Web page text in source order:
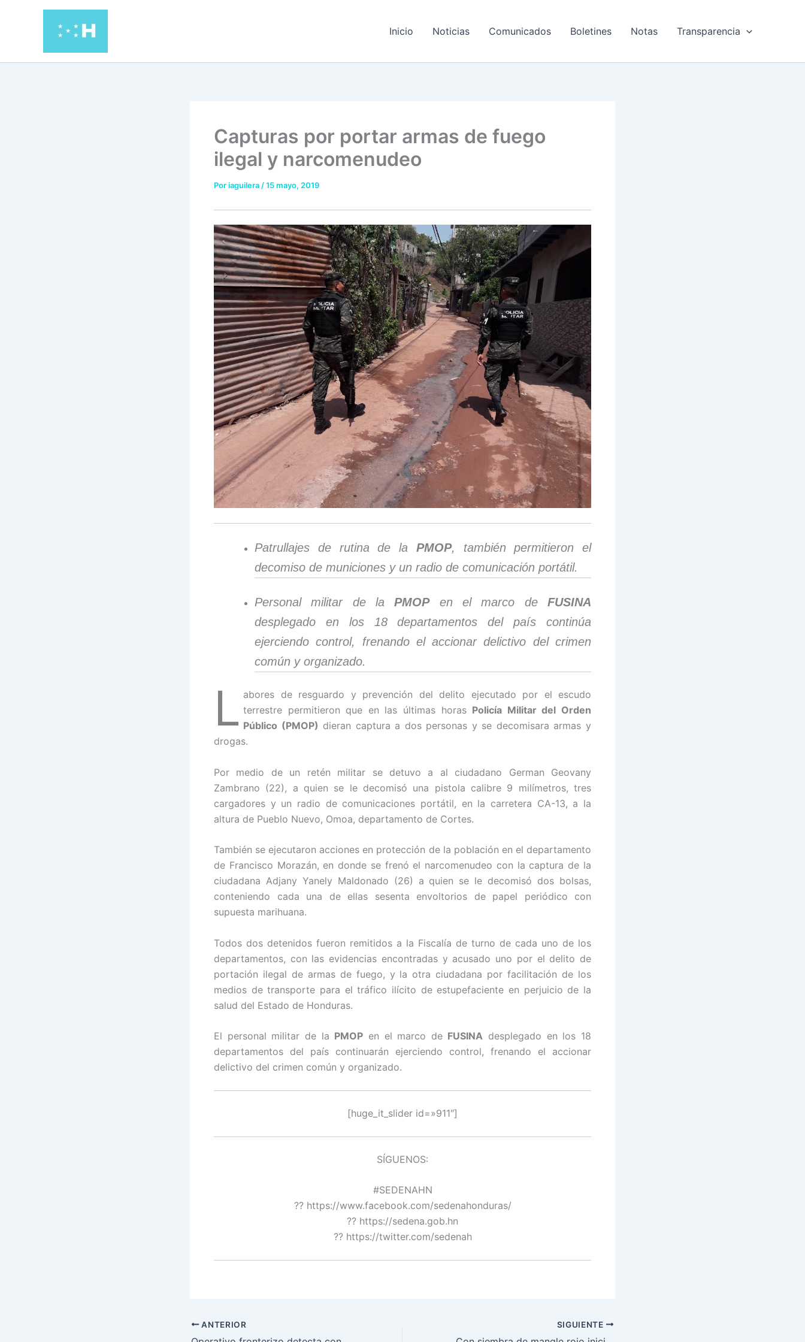
Inicio Noticias Comunicados Boletines Notas Transparencia
Capturas por portar armas de fuego
ilegal y narcomenudeo
Poriaguilera /15 mayo, 2019
Patrullajes de rutina de la PMOP, también permitieron el
decomiso de municiones y un radio de comunicación portátil.
Personal militar de laPMOPen el marco deFUSINA
desplegado en los 18 departamentos del país continúa
ejerciendo control, frenando el accionar delictivo del crimen
común y organizado.
L abores de resguardo y prevención del delito ejecutado por el escudo
terrestre permitieron que en las últimas horas Policía Militar del Orden
Público (PMOP) dieran captura a dos personas y se decomisara armas y
drogas.
Por medio de un retén militar se detuvo a al ciudadano German Geovany
Zambrano (22), a quien se le decomisó una pistola calibre 9 milímetros, tres
cargadores y un radio de comunicaciones portátil, en la carretera CA-13, a la
altura de Pueblo Nuevo, Omoa, departamento de Cortes.
También se ejecutaron acciones en protección de la población en el departamento
de Francisco Morazán, en donde se frenó el narcomenudeo con la captura de la
ciudadana Adjany Yanely Maldonado (26) a quien se le decomisó dos bolsas,
conteniendo cada una de ellas sesenta envoltorios de papel periódico con
supuesta marihuana.
Todos dos detenidos fueron remitidos a la Fiscalía de turno de cada uno de los
departamentos, con las evidencias encontradas y acusado uno por el delito de
portación ilegal de armas de fuego, y la otra ciudadana por facilitación de los
medios de transporte para el tráfico ilícito de estupefaciente en perjuicio de la
salud del Estado de Honduras.
El personal militar de la PMOP en el marco de FUSINA desplegado en los 18
departamentos del país continuarán ejerciendo control, frenando el accionar
delictivo del crimen común y organizado.
[huge_it_slider id=»911″]
SÍGUENOS:
#SEDENAHN
?? https://www.facebook.com/sedenahonduras/
?? https://sedena.gob.hn
?? https://twitter.com/sedenah
ANTERIOR SIGUIENTE